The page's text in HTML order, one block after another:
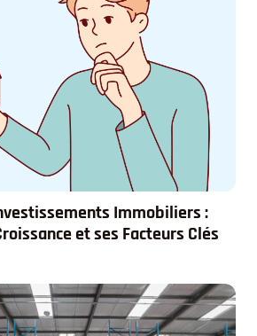
Immobiliers :
et ses Facteurs Clés